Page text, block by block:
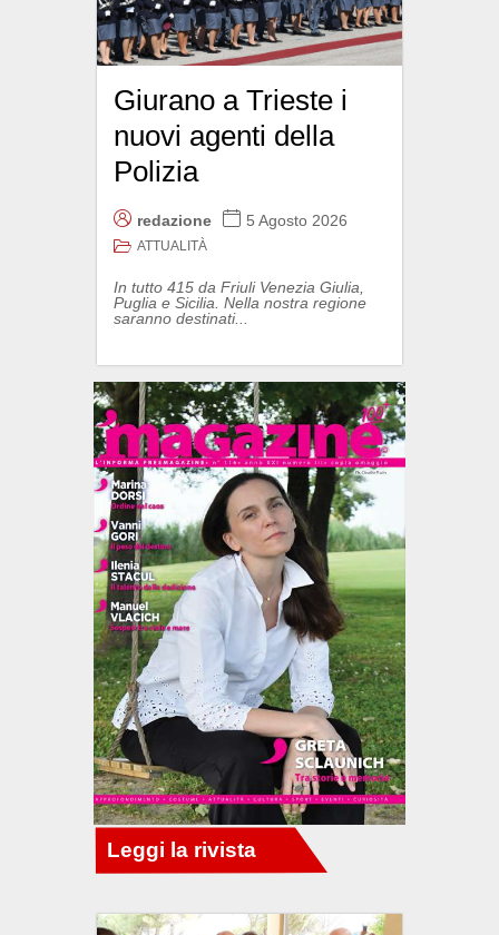
Giurano a Trieste i
nuovi agenti della
Polizia
redazione 5 Agosto 2026
ATTUALITÀ
In tutto 415 da Friuli Venezia Giulia,
Puglia e Sicilia. Nella nostra regione
saranno destinati...